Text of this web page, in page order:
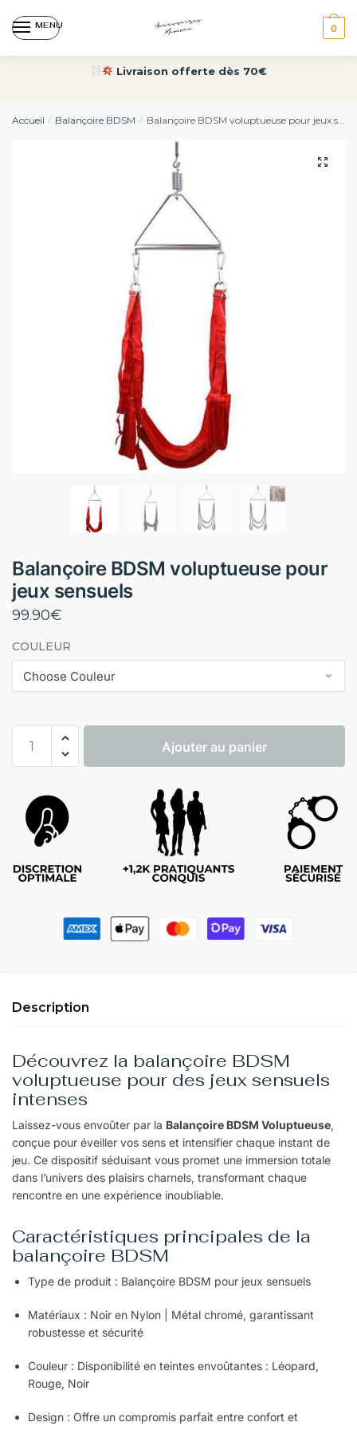
MENU 0
Livraison offerte dès 70€
Accueil / Balançoire BDSM / Balançoire BDSM voluptueuse pour jeux sensuels
Balançoire BDSM voluptueuse pour
jeux sensuels
99.90€
COULEUR
Ajouter au panier
Description
Découvrez la balançoire BDSM
voluptueuse pour des jeux sensuels
intenses
Laissez-vous envoûter par la Balançoire BDSM Voluptueuse,
conçue pour éveiller vos sens et intensifier chaque instant de
jeu. Ce dispositif séduisant vous promet une immersion totale
dans l’univers des plaisirs charnels, transformant chaque
rencontre en une expérience inoubliable.
Caractéristiques principales de la
balançoire BDSM
Type de produit : Balançoire BDSM pour jeux sensuels
Matériaux : Noir en Nylon | Métal chromé, garantissant
robustesse et sécurité
Couleur : Disponibilité en teintes envoûtantes : Léopard,
Rouge, Noir
Design : Offre un compromis parfait entre confort et